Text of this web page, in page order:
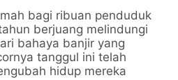
bagi ribuan penduduk
berjuang melindungi
bahaya banjir yang
tanggul ini telah
hidup mereka